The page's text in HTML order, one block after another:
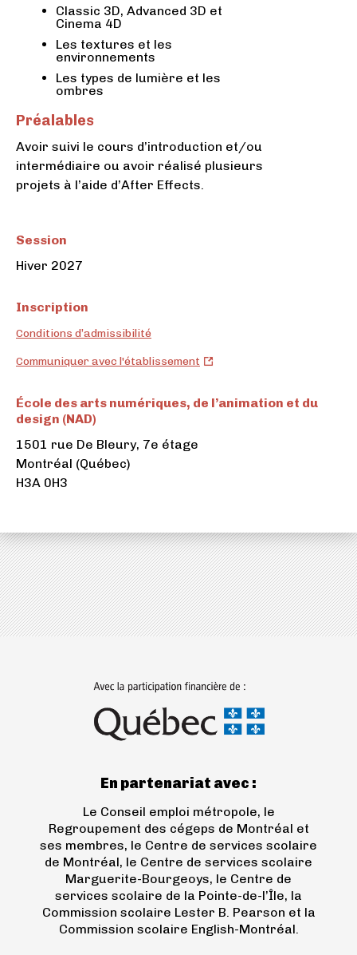
Classic 3D, Advanced 3D et
Cinema 4D
Les textures et les
environnements
Les types de lumière et les
ombres
Préalables
Avoir suivi le cours d’introduction et/ou
intermédiaire ou avoir réalisé plusieurs
projets à l’aide d’After Effects.
Session
Hiver 2027
Inscription
Conditions d’admissibilité
Communiquer avec l'établissement École
arts
(NAD)
(ouvre
dans
un
nouvel
onglet)
École des arts numériques, de l’animation et du
design (NAD)
1501 rue De Bleury, 7e étage
Montréal (Québec)
H3A 0H3
En partenariat avec :
Le Conseil emploi métropole, le
Regroupement des cégeps de Montréal et
ses membres, le Centre de services scolaire
de Montréal, le Centre de services scolaire
Marguerite-Bourgeoys, le Centre de
services scolaire de la Pointe-de-l’Île, la
Commission scolaire Lester B. Pearson et la
Commission scolaire English-Montréal.